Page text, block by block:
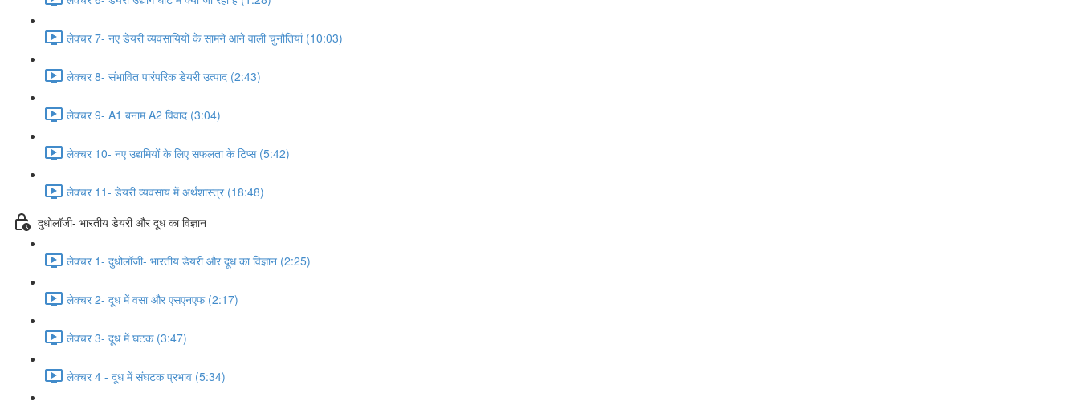
लेक्चर 7- नए डेयरी व्यवसायियों के सामने आने वाली चुनौतियां (10:03)
लेक्चर 8- संभावित पारंपरिक डेयरी उत्पाद (2:43)
लेक्चर 9- A1 बनाम A2 विवाद (3:04)
लेक्चर 10- नए उद्यमियों के लिए सफलता के टिप्स (5:42)
लेक्चर 11- डेयरी व्यवसाय में अर्थशास्त्र (18:48)
दुधोलॉजी- भारतीय डेयरी और दूध का विज्ञान
लेक्चर 1- दुधोलॉजी- भारतीय डेयरी और दूध का विज्ञान (2:25)
लेक्चर 2- दूध में वसा और एसएनएफ (2:17)
लेक्चर 3- दूध में घटक (3:47)
लेक्चर 4 - दूध में संघटक प्रभाव (5:34)